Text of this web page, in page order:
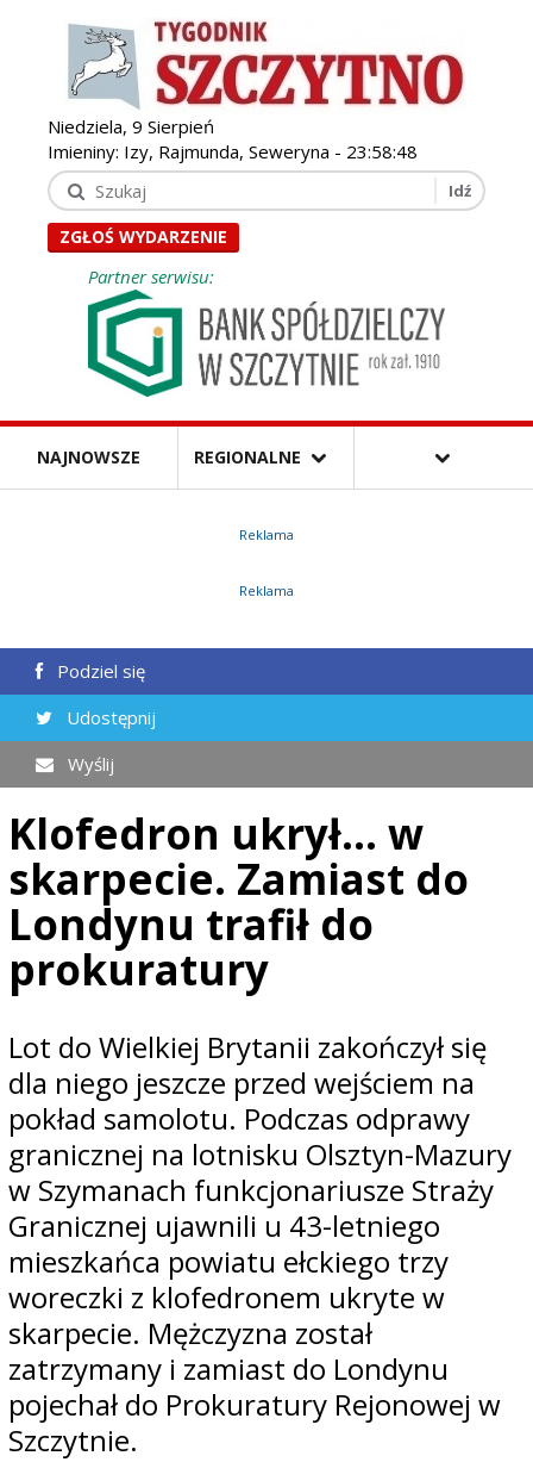
Niedziela, 9 Sierpień
Imieniny: Izy, Rajmunda, Seweryna - 23:58:49
ZGŁOŚ WYDARZENIE
Partner serwisu:
NAJNOWSZE REGIONALNE
Reklama
Reklama
Podziel się
Udostępnij
Wyślij
Klofedron ukrył... w
skarpecie. Zamiast do
Londynu trafił do
prokuratury
Lot do Wielkiej Brytanii zakończył się
dla niego jeszcze przed wejściem na
pokład samolotu. Podczas odprawy
granicznej na lotnisku Olsztyn-Mazury
w Szymanach funkcjonariusze Straży
Granicznej ujawnili u 43-letniego
mieszkańca powiatu ełckiego trzy
woreczki z klofedronem ukryte w
skarpecie. Mężczyzna został
zatrzymany i zamiast do Londynu
pojechał do Prokuratury Rejonowej w
Szczytnie.